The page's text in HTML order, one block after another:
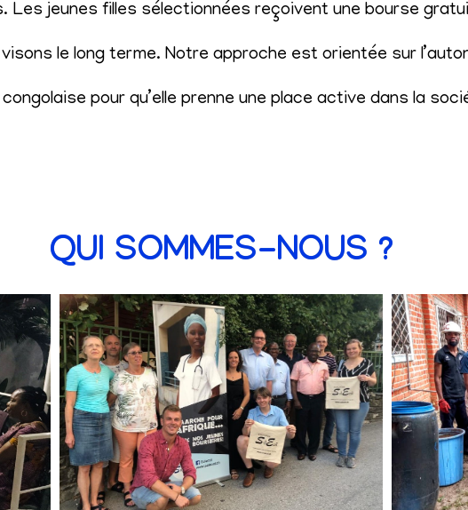
jeunes filles sélectionnées reçoivent une bourse
le long terme. Notre approche est orientée sur
congolaise pour qu’elle prenne une place active dans la
QUI SOMMES-NOUS ?